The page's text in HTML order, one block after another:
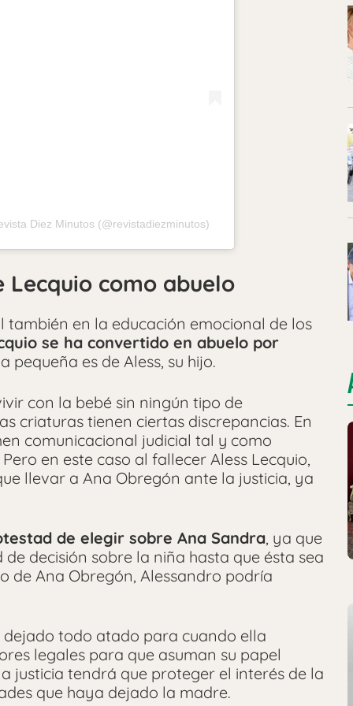
Diez Minutos (@revistadiezminutos)
Lecquio como abuelo
en la educación emocional de los
se ha convertido en abuelo por
pequeña es de Aless, su hijo.
con la bebé sin ningún tipo de
criaturas tienen ciertas discrepancias. En
comunicacional judicial tal y como
Pero en este caso al fallecer Aless Lecquio,
llevar a Ana Obregón ante la justicia, ya
de elegir sobre Ana Sandra, ya que
decisión sobre la niña hasta que ésta sea
de Ana Obregón, Alessandro podría
todo atado para cuando ella
legales para que asuman su papel
justicia tendrá que proteger el interés de la
que haya dejado la madre.